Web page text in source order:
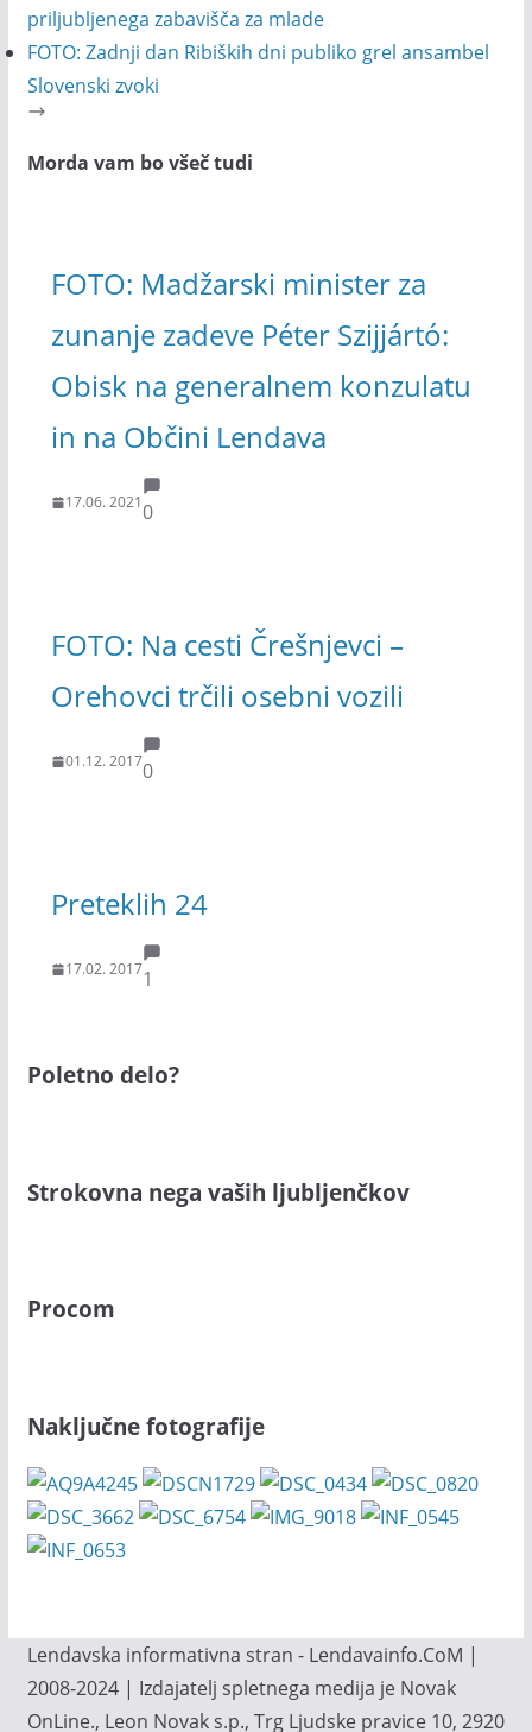
priljubljenega zabavišča za mlade
FOTO: Zadnji dan Ribiških dni publiko grel ansambel
Slovenski zvoki
Morda vam bo všeč tudi
FOTO: Madžarski minister za
zunanje zadeve Péter Szijjártó:
Obisk na generalnem konzulatu
in na Občini Lendava
17.06. 20210
FOTO: Na cesti Črešnjevci –
Orehovci trčili osebni vozili
01.12. 20170
Preteklih 24
17.02. 20171
Poletno delo?
Strokovna nega vaših ljubljenčkov
Procom
Naključne fotografije
Lendavska informativna stran - Lendavainfo.CoM |
2008-2024 | Izdajatelj spletnega medija je Novak
OnLine., Leon Novak s.p., Trg Ljudske pravice 10, 2920